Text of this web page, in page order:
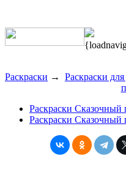
Раскраски → Раскраски
Раскраски Сказочный
Раскраски Сказочный